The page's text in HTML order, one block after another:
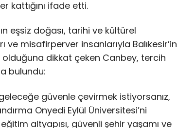
kattığını ifade etti.
eşsiz doğası, tarihi ve kültürel
ve misafirperver insanlarıyla Balıkesir’in
dikkat çeken Canbey, tercih
bulundu:
güvenle çevirmek istiyorsanız,
Onyedi Eylül Üniversitesi’ni
altyapısı, güvenli şehir yaşamı ve